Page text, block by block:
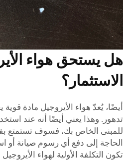
هل يستحق هواء
الاستثمار؟
أيضًا، يُعدّ هواء الأيروجيل مادة
تدهور. وهذا يعني أيضًا أنه عند
للمبنى الخاص بك، فسوف تستمتع
الحاجة إلى دفع أي رسوم صيانة أو
تكون التكلفة الأولية لهواء